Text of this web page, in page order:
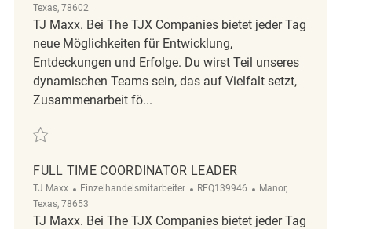
Texas, 78602
TJ Maxx. Bei The TJX Companies bietet jeder Tag
neue Möglichkeiten für Entwicklung,
Entdeckungen und Erfolge. Du wirst Teil unseres
dynamischen Teams sein, das auf Vielfalt setzt,
Zusammenarbeit fö...
Retten Backroom Associate (Early Morning 5AM) REQ108129
FULL TIME COORDINATOR LEADER
TJ Maxx Kategorie
Einzelhandelsmitarbeiter ReqId
REQ139946 Ort
Manor,
Texas, 78653
TJ Maxx. Bei The TJX Companies bietet jeder Tag